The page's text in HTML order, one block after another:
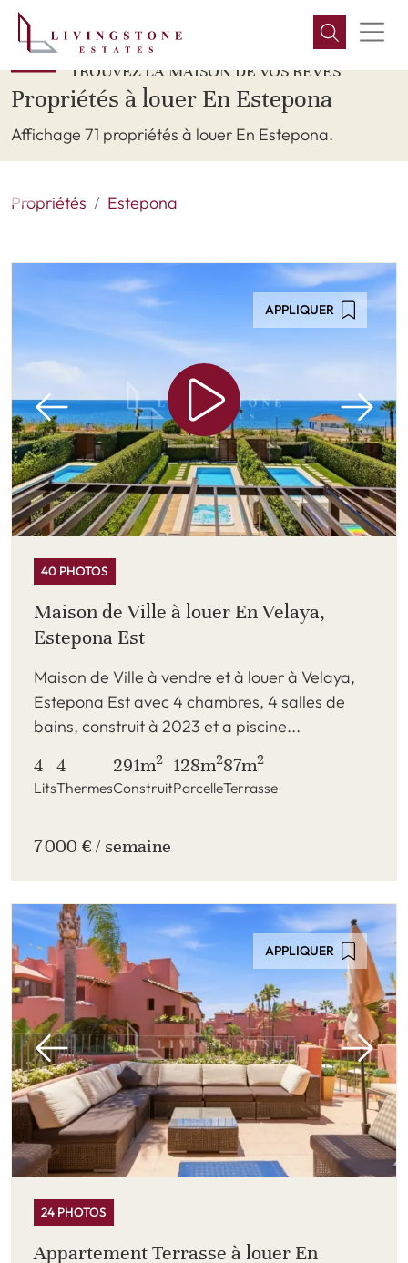
TROUVEZ LA MAISON DE VOS RÊVES
Propriétés à louer En Estepona
Affichage 71 propriétés à louer En Estepona.
Propriétés Estepona
APPLIQUER
40 PHOTOS
Maison de Ville à louer En Velaya,
Estepona Est
Maison de Ville à vendre et à louer à Velaya,
Estepona Est avec 4 chambres, 4 salles de
bains, construit à 2023 et a piscine...
4
Lits
4
Thermes
291m2
Construit
128m2
Parcelle
87m2
Terrasse
7 000 € / semaine
APPLIQUER
24 PHOTOS
Appartement Terrasse à louer En